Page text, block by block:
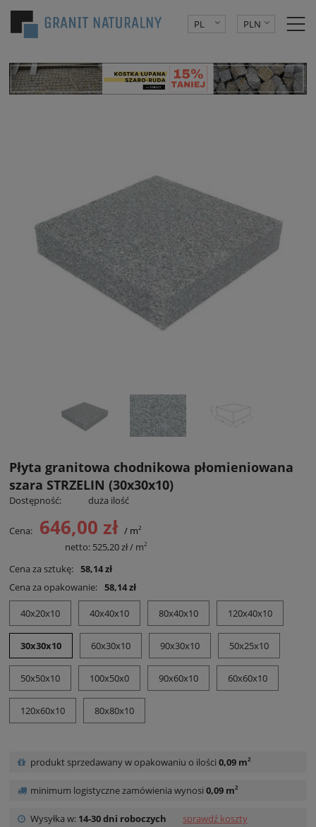
PL
PLN
Płyta granitowa chodnikowa płomieniowana
szara STRZELIN (30x30x10)
Dostępność: duża ilość
Cena: 646,00 zł / m2
netto: 525,20 zł/ m2
Cena za sztukę: 58,14 zł
Cena za opakowanie: 58,14 zł
40x20x10 40x40x10 80x40x10 120x40x10
30x30x10 60x30x10 90x30x10 50x25x10
50x50x10 100x50x0 90x60x10 60x60x10
120x60x10 80x80x10
produkt sprzedawany w opakowaniu o ilości 0,09 m2
minimum logistyczne zamówienia wynosi 0,09 m2
Wysyłka w: 14-30 dni roboczych sprawdź koszty